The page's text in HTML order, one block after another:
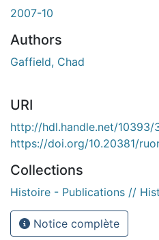
2007-10
Authors
Gaffield, Chad
URI
http://hdl.handle.net/10393/
https://doi.org/10.20381/
Collections
Histoire - Publications //
Notice complète